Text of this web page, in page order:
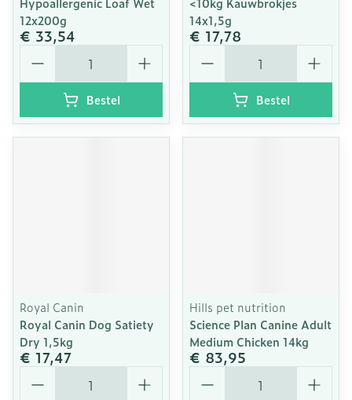
12x200g
€ 33,54
Aantal
Bestel
14x1,5g
€ 17,78
Aantal
Bestel
Royal Canin
Royal Canin Dog Satiety
Dry 1,5kg
€ 17,47
Aantal
Hills pet nutrition
Science Plan Canine Adult
Medium Chicken 14kg
€ 83,95
Aantal